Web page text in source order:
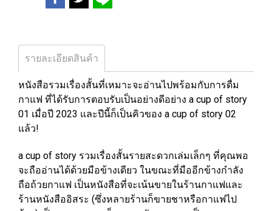
รายละเอียดสินค้า
หนังสือรวมเรื่องสั้นที่เหมาะจะอ่านไปพร้อมกับการดื่ม
กาแฟ ที่ได้รับการตอบรับเป็นอย่างดีอย่าง a cup of story
01 เมื่อปี 2023 และปีนี้ก็เป็นคิวของ a cup of story 02
แล้ว!
a cup of story รวมเรื่องสั้นรายสะดวกเล่มเล็กๆ ที่คุณพอ
จะถืออ่านได้ด้วยมือข้างเดียว ในขณะที่มืออีกข้างกำลัง
ถือถ้วยกาแฟ เป็นหนังสือที่จะเน้นขายในร้านกาแฟและ
ร้านหนังสืออิสระ (ซึ่งหลายร้านก็ขายชาหรือกาแฟไป